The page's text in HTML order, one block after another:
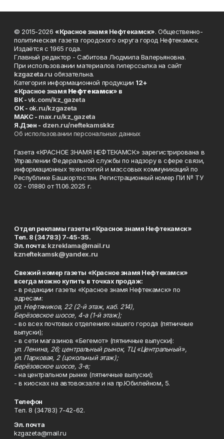
© 2015-2026 «Красное знамя Нефтекамск». Общественно-
политическая газета городского округа город Нефтекамск.
Издаётся с 1965 года.
Главный редактор - Сабитова Людмила Валерьяновна.
При использовании материалов гиперссылка на сайт
kzgazeta.ru обязательна.
Категория информационной продукции 12+
«Красное знамя Нефтекамск» в
ВК -vk.com/kz_gazeta
ОК - ok.ru/kzgazeta
MAKC - max.ru/kz_gazeta
Я.Дзен - dzen.ru/neftekamskkz
Об использовании персональных данных
Газета «КРАСНОЕ ЗНАМЯ НЕФТЕКАМСК» зарегистрирована в
Управлении Федеральной службы по надзору в сфере связи,
информационных технологий и массовых коммуникаций по
Республике Башкортостан. Регистрационный номер ПИ № ТУ
02 - 01880 от 11.06.2025 г.
Отдел рекламы газеты «Красное знамя Нефтекамск»
Тел. 8 (34783) 7-45-35.
Эл. почта: kzreklama@mail.ru
kzneftekamsk@yandex.ru
Свежий номер газеты «Красное знамя Нефтекамск»
всегда можно купить в точках продаж:
- в редакции газеты «Красное знамя Нефтекамск» по
адресам:
ул. Нефтяников, 22 (2-й этаж, каб. 214),
Берёзовское шоссе, 4-а (1-й этаж);
- во всех почтовых отделениях нашего города (пятничные
выпуски);
- в сети магазинов «Бегемот» (пятничные выпуски):
ул. Ленина, 26; центральный рынок, ТЦ «Центральный»,
ул. Парковая, 2 (цокольный этаж);
Берёзовское шоссе, 3-в;
- на центральном рынке (пятничные выпуски);
- в киосках на автовокзале и на пр.Юбилейном, 5.
Телефон
Тел. 8 (34783) 7-42-62.
Эл. почта
kzgazeta@mail.ru